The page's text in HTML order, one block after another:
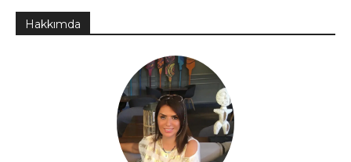
Hakkımda